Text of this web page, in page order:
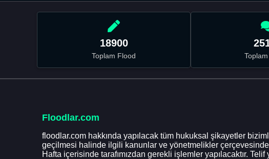
18900
Toplam Flood
Floodlar.com
floodlar.com hakkında yapılacak tüm hukuksal şikayetler
geçilmesi halinde ilgili kanunlar ve yönetmelikler
Hafta içerisinde tarafımızdan gerekli işlemler yapılacaktır. Telif